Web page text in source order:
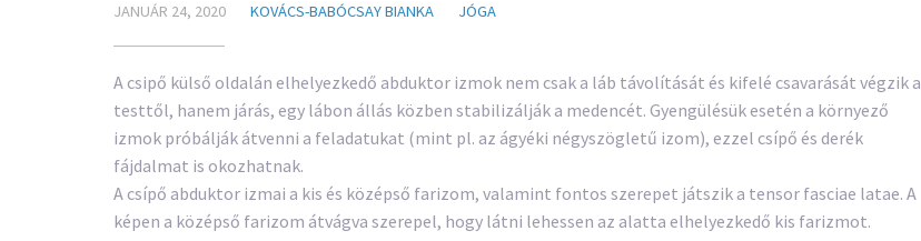
JANUÁR 24, 2020 KOVÁCS-BABÓCSAY BIANKA JÓGA
A csipő külső oldalán elhelyezkedő abduktor izmok nem csak a láb távolítását és kifelé csavarását végzik a
testtől, hanem járás, egy lábon állás közben stabilizálják a medencét. Gyengülésük esetén a környező
izmok próbálják átvenni a feladatukat (mint pl. az ágyéki négyszögletű izom), ezzel csípő és derék
fájdalmat is okozhatnak.
A csípő abduktor izmai a kis és középső farizom, valamint fontos szerepet játszik a tensor fasciae latae. A
képen a középső farizom átvágva szerepel, hogy látni lehessen az alatta elhelyezkedő kis farizmot.